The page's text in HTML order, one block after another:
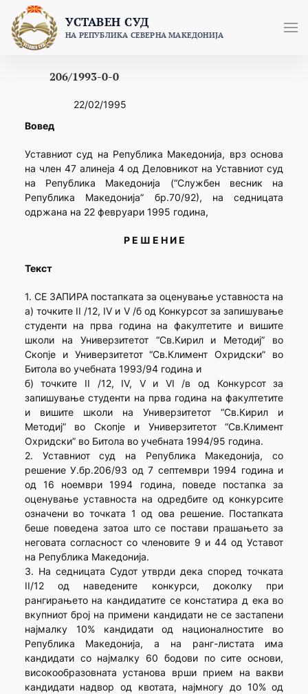
content
УСТАВЕН СУД
НА РЕПУБЛИКА СЕВЕРНА МАКЕДОНИЈА
206/1993-0-0
22/02/1995
Вовед
Уставниот суд на Република Македонија, врз основа
на член 47 алинеја 4 од Деловникот на Уставниот суд
на Република Македонија (“Службен весник на
Република Македонија” бр.70/92), на седницата
одржана на 22 февруари 1995 година,
Р Е Ш Е Н И Е
Текст
1. СЕ ЗАПИРА постапката за оценување уставноста на
а) точките II /12, IV и V /б од Конкурсот за запишување
студенти на прва година на факултетите и вишите
школи на Универзитетот “Св.Кирил и Методиј” во
Скопје и Универзитетот “Св.Климент Охридски” во
Битола во учебната 1993/94 година и
б) точките II /12, IV, V и VI /в од Конкурсот за
запишување студенти на прва година на факултетите
и вишите школи на Универзитетот “Св.Кирил и
Методиј” во Скопје и Универзитетот “Св.Климент
Охридски” во Битола во учебната 1994/95 година.
2. Уставниот суд на Република Македонија, со
решение У.бр.206/93 од 7 септември 1994 година и
од 16 ноември 1994 година, поведе постапка за
оценување уставноста на одредбите од конкурсите
означени во точката 1 од ова решение. Постапката
беше поведена затоа што се постави прашањето за
неговата согласност со членовите 9 и 44 од Уставот
на Република Македонија.
3. На седницата Судот утврди дека според точката
II/12 од наведените конкурси, доколку при
рангирањето на кандидатите се констатира д ека во
вкупниот број на примени кандидати не се застапени
најмалку 10% кандидати од националностите во
Република Македонија, а на ранг-листата има
кандидати со најмалку 60 бодови по сите основи,
високообразовната установа врши прием на вакви
кандидати надвор од квотата, најмногу до 10% од